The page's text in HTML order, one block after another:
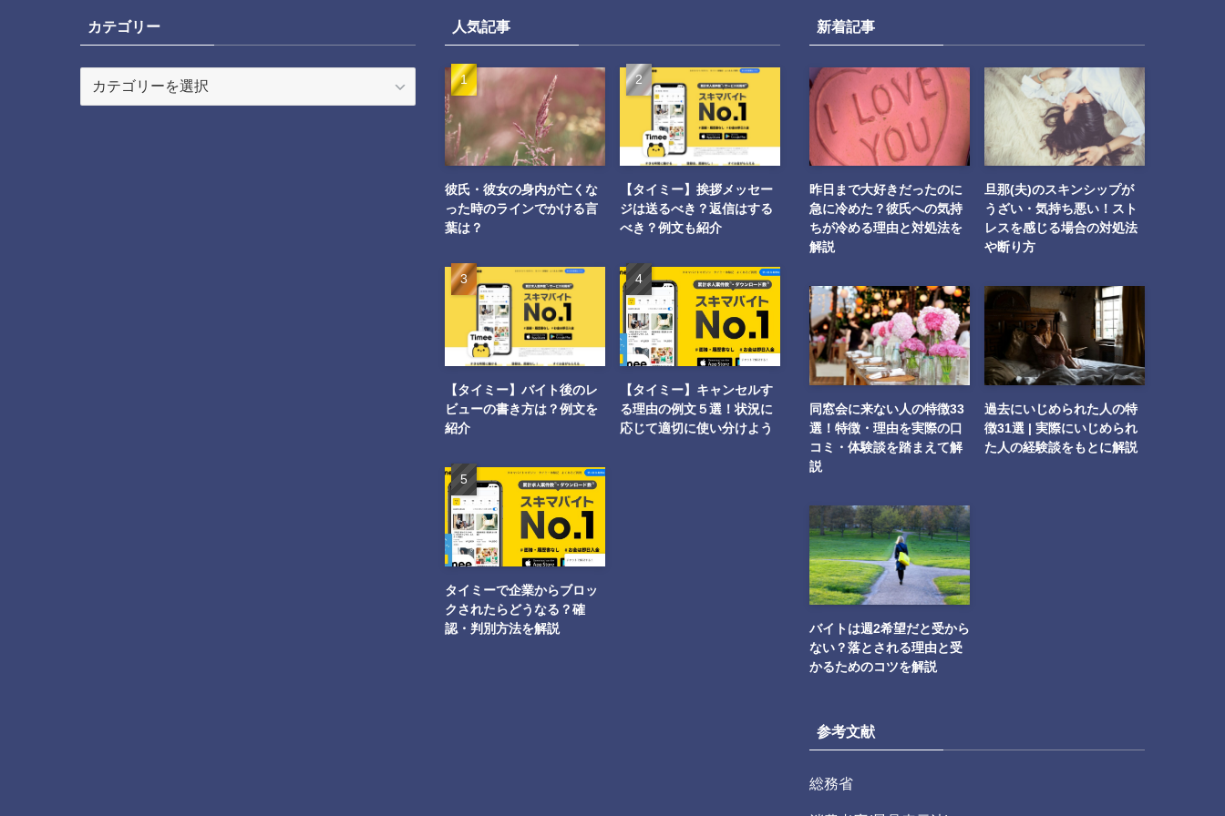
カテゴリー
テ
人気記事
彼氏・彼女の身内が亡くな
った時のラインでかける言
葉は？
【タイミー】挨拶メッセー
ジは送るべき？返信はする
べき？例文も紹介
【タイミー】バイト後のレ
ビューの書き方は？例文を
紹介
【タイミー】キャンセルす
る理由の例文５選！状況に
応じて適切に使い分けよう
タイミーで企業からブロッ
クされたらどうなる？確
認・判別方法を解説
新着記事
昨日まで大好きだったのに
急に冷めた？彼氏への気持
ちが冷める理由と対処法を
解説
旦那(夫)のスキンシップが
うざい・気持ち悪い！スト
レスを感じる場合の対処法
や断り方
同窓会に来ない人の特徴33
選！特徴・理由を実際の口
コミ・体験談を踏まえて解
説
過去にいじめられた人の特
徴31選 | 実際にいじめられ
た人の経験談をもとに解説
バイトは週2希望だと受から
ない？落とされる理由と受
かるためのコツを解説
参考文献
総務省